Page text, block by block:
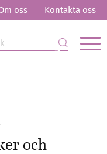
oss Kontakta oss
och